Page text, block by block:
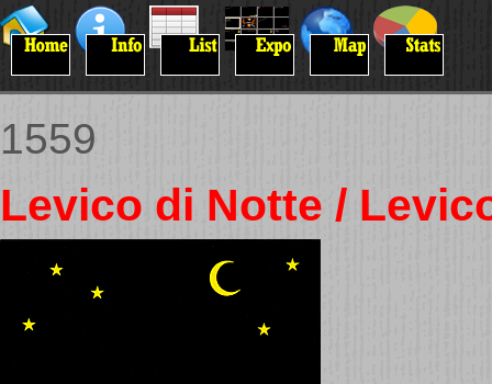
1559
Levico di Notte /